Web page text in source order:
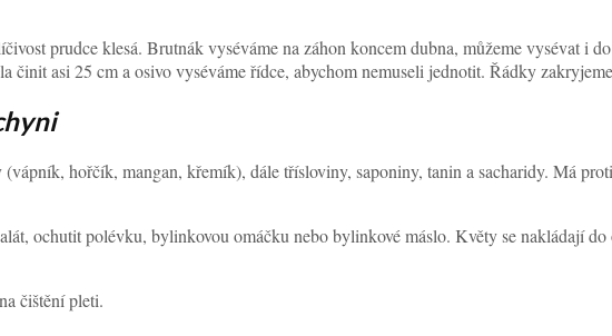
prudce klesá. Brutnák vyséváme na záhon koncem dubna, můžeme vysévat i
činit asi 25 cm a osivo vyséváme řídce, abychom nemuseli jednotit. Řádky
hořčík, mangan, křemík), dále třísloviny, saponiny, tanin a sacharidy. Má
ochutit polévku, bylinkovou omáčku nebo bylinkové máslo. Květy se nakládají
čištění pleti.